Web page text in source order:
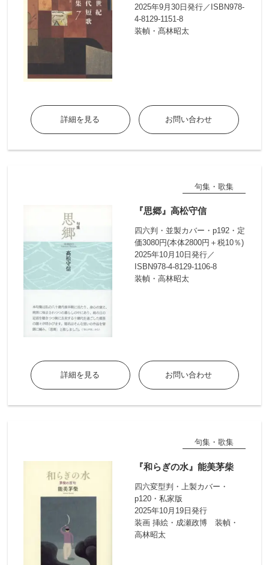
2025年9月30日発行／ISBN978-
4-8129-1151-8
装幀・髙林昭太
詳細を見る お問い合わせ
句集・歌集
『思郷』高松守信
四六判・並製カバー・p192・定
価3080円(本体2800円＋税10％)
2025年10月10日発行／
ISBN978-4-8129-1106-8
装幀・高林昭太
詳細を見る お問い合わせ
句集・歌集
『和らぎの水』能美茅柴
四六変型判・上製カバー・
p120・私家版
2025年10月19日発行
装画 挿絵・成瀬政博 装幀・
高林昭太